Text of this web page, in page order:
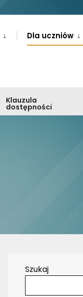
Dla uczniów
Klauzula
dostępności
Szukaj